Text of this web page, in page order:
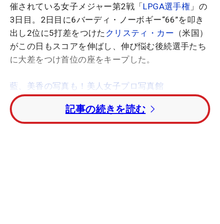
催されている女子メジャー第2戦「LPGA選手権 」の
3日目。2日目に6バーディ・ノーボギー“66”を叩き
出し2位に5打差をつけた クリスティ・カー （米国）
がこの日もスコアを伸ばし、伸び悩む後続選手たち
に大差をつけ首位の座をキープした。
藍、美香の写真も！美人女子プロ写真館
カーは出だしの2番でボギーを叩くも、3番、4番
で連続バーディを奪取。スコアを1つ伸ばして折り
記事の続きを読む